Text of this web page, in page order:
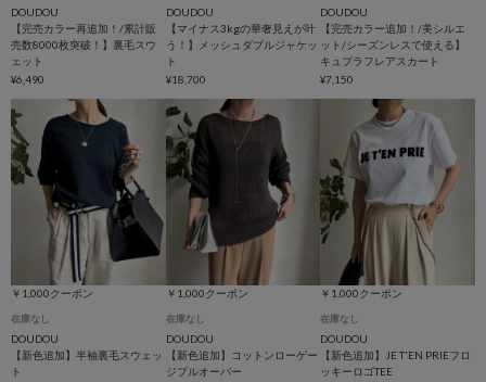
DOUDOU
【完売カラー再追加！/累計販
売数8000枚突破！】裏毛スウ
ェット
¥6,490
DOUDOU
【マイナス3kgの華奢見えが叶
う！】メッシュダブルジャケッ
ト
¥18,700
DOUDOU
【完売カラー追加！/美シルエ
ット/シーズンレスで使える】
キュプラフレアスカート
¥7,150
￥1,000クーポン
在庫なし
DOUDOU
【新色追加】半袖裏毛スウェッ
ト
￥1,000クーポン
在庫なし
DOUDOU
【新色追加】コットンローゲー
ジプルオーバー
￥1,000クーポン
在庫なし
DOUDOU
【新色追加】JE T'EN PRIEフロ
ッキーロゴTEE